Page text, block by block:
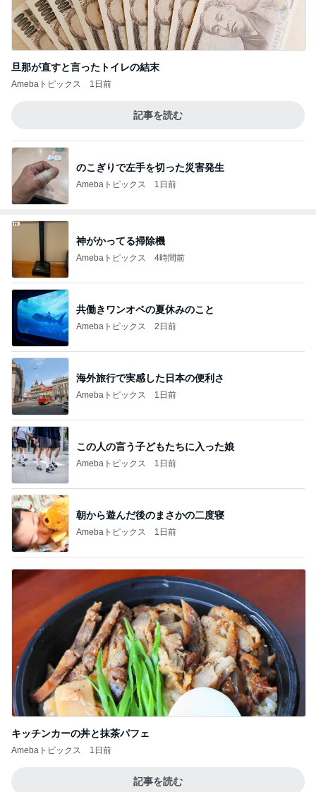
旦那が直すと言ったトイレの結末
Amebaトピックス 1日前
記事を読む
のこぎりで左手を切った災害発生
Amebaトピックス 1日前
神がかってる掃除機
Amebaトピックス 4時間前
共働きワンオペの夏休みのこと
Amebaトピックス 2日前
海外旅行で実感した日本の便利さ
Amebaトピックス 1日前
この人の言う子どもたちに入った娘
Amebaトピックス 1日前
朝から遊んだ後のまさかの二度寝
Amebaトピックス 1日前
キッチンカーの丼と抹茶パフェ
Amebaトピックス 1日前
記事を読む